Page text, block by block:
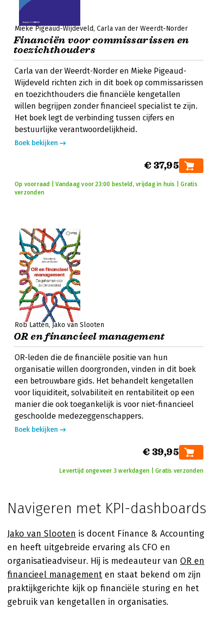
Mieke Pigeaud-Wijdeveld Carla van der Weerdt-Norder
Financiën voor commissarissen en
toezichthouders
Carla van der Weerdt-Norder en Mieke Pigeaud-
Wijdeveld richten zich in dit boek op commissarissen
en toezichthouders die financiële kengetallen
willen begrijpen zonder financieel specialist te zijn.
Het boek legt de verbinding tussen cijfers en
bestuurlijke verantwoordelijkheid.
Boek bekijken
€ 37,95
Op voorraad | Vandaag voor 23:00 besteld, vrijdag in huis | Gratis
verzonden
Rob Latten Jako van Slooten
OR en financieel management
OR-leden die de financiële positie van hun
organisatie willen doorgronden, vinden in dit boek
een betrouwbare gids. Het behandelt kengetallen
voor liquiditeit, solvabiliteit en rentabiliteit op een
manier die ook toegankelijk is voor niet-financieel
geschoolde medezeggenschappers.
Boek bekijken
€ 39,95
Levertijd ongeveer 3 werkdagen | Gratis verzonden
Navigeren met KPI-dashboards
Jako van Slooten is docent Finance & Accounting
en heeft uitgebreide ervaring als CFO en
organisatieadviseur. Hij is medeauteur van OR en
financieel management en staat bekend om zijn
praktijkgerichte kijk op financiële sturing en het
gebruik van kengetallen in organisaties.